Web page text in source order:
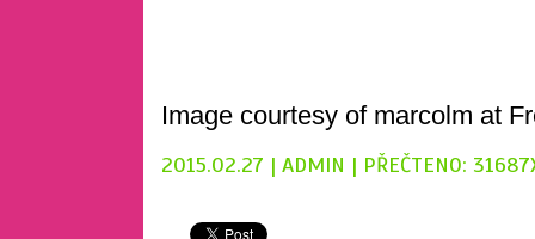
Image courtesy of marcolm at
2015.02.27 | ADMIN | PŘEČTENO: